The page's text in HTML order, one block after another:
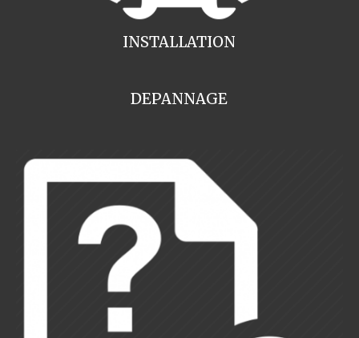
INSTALLATION
DEPANNAGE